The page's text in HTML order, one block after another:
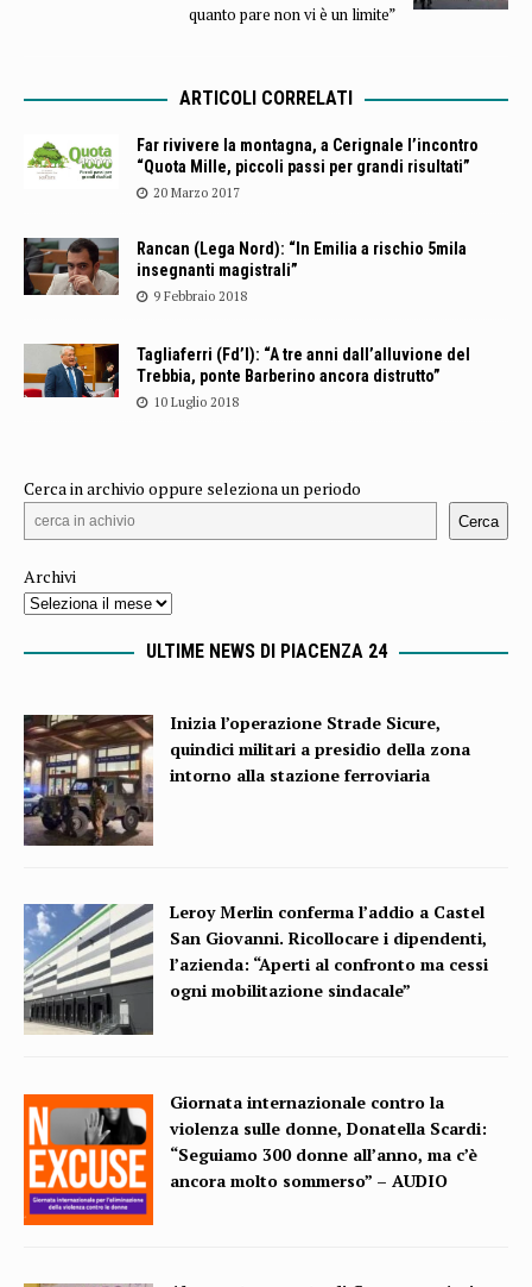
quanto pare non vi è un limite”
ARTICOLI CORRELATI
Far rivivere la montagna, a Cerignale l’incontro
“Quota Mille, piccoli passi per grandi risultati”
20 Marzo 2017
Rancan (Lega Nord): “In Emilia a rischio 5mila
insegnanti magistrali”
9 Febbraio 2018
Tagliaferri (Fd’I): “A tre anni dall’alluvione del
Trebbia, ponte Barberino ancora distrutto”
10 Luglio 2018
Cerca in archivio oppure seleziona un periodo
Cerca
Archivi
ULTIME NEWS DI PIACENZA 24
Inizia l’operazione Strade Sicure,
quindici militari a presidio della zona
intorno alla stazione ferroviaria
Leroy Merlin conferma l’addio a Castel
San Giovanni. Ricollocare i dipendenti,
l’azienda: “Aperti al confronto ma cessi
ogni mobilitazione sindacale”
Giornata internazionale contro la
violenza sulle donne, Donatella Scardi:
“Seguiamo 300 donne all’anno, ma c’è
ancora molto sommerso” – AUDIO